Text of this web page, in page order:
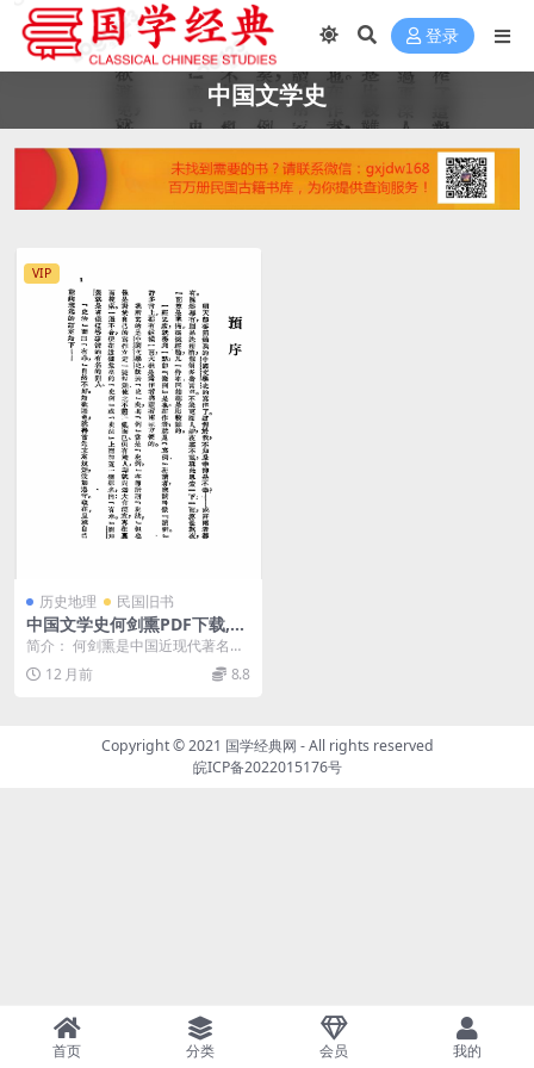
登录
中国文学史
VIP
历史地理 民国旧书
中国文学史何剑熏PDF下载,中
国文学史研究
简介： 何剑熏是中国近现代著名学
者，专研中国文学史与楚辞，代表
作包括《中国文学史...
12 月前 8.8
Copyright © 2021 国学经典网 - All rights reserved
皖ICP备2022015176号
首页 分类 会员 我的